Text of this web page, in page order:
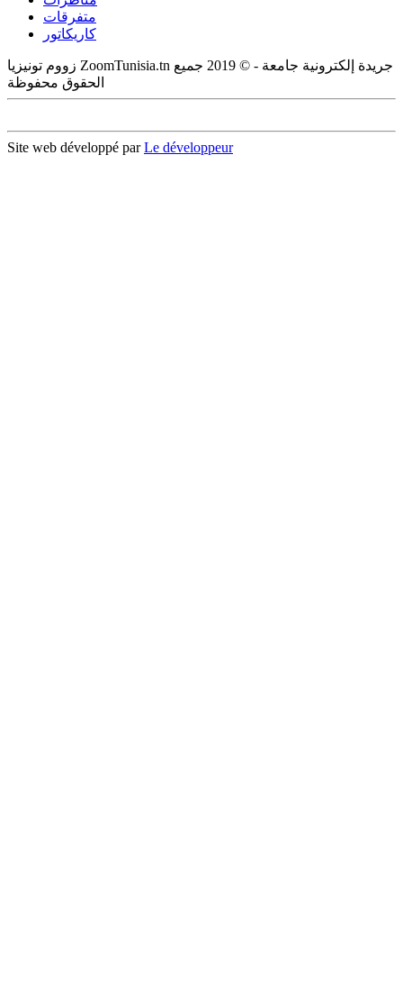
متفرقات
كاريكاتور
زووم تونيزيا ZoomTunisia.tn جريدة إلكترونية جامعة - © 2019 جميع
الحقوق محفوظة
Site web développé parLe développeur